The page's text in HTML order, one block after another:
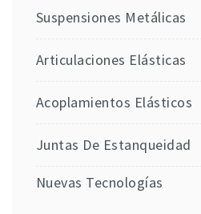
Suspensiones Metálicas
Articulaciones Elásticas
Acoplamientos Elásticos
Juntas De Estanqueidad
Nuevas Tecnologías